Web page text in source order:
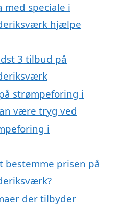
med speciale i
hjælpe
3 tilbud på
strømpeforing i
være tryg ved
i
bestemme prisen på
der tilbyder